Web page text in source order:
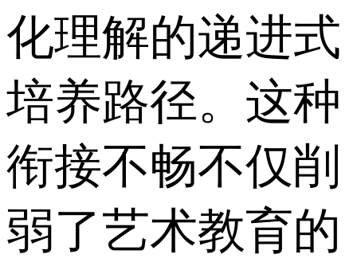
化理解的递进式
培养路径。这种
衔接不畅不仅削
弱了艺术教育的